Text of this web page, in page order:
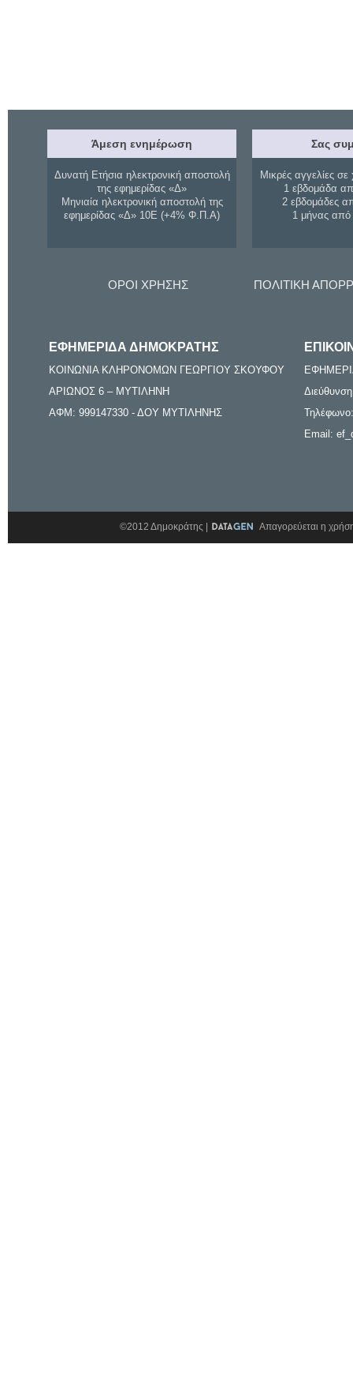
Άμεση ενημέρωση
Δυνατή Ετήσια ηλεκτρονική αποστολή
της εφημερίδας «Δ»
Μηνιαία ηλεκτρονική αποστολή της
εφημερίδας «Δ» 10Ε (+4% Φ.Π.Α)
Σας
Μικρές αγγελίες σε
1 εβδομάδα
2 εβδομάδες
1 μήνας
ΟΡΟΙ ΧΡΗΣΗΣ ΠΟΛΙΤΙΚΗ
ΕΦΗΜΕΡΙΔΑ ΔΗΜΟΚΡΑΤΗΣ
ΚΟΙΝΩΝΙΑ ΚΛΗΡΟΝΟΜΩΝ ΓΕΩΡΓΙΟΥ ΣΚΟΥΦΟΥ
ΑΡΙΩΝΟΣ 6 – ΜΥΤΙΛΗΝΗ
ΑΦΜ: 999147330 - ΔΟΥ ΜΥΤΙΛΗΝΗΣ
Email:
©2012 Δημοκράτης | Απαγορεύεται η